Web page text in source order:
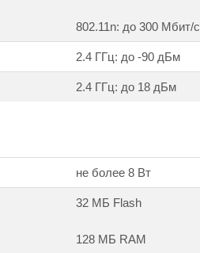
802.11n: до 300 Мбит/с
2.4 ГГц: до -90 дБм
2.4 ГГц: до 18 дБм
не более 8 Вт
32 МБ Flash
128 МБ RAM